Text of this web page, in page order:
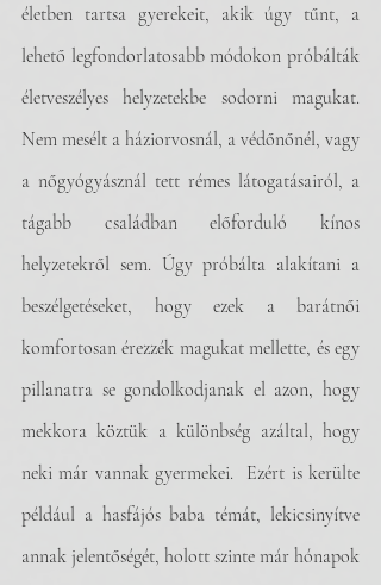
életben tartsa gyerekeit, akik úgy tűnt, a
lehető legfondorlatosabb módokon próbálták
életveszélyes helyzetekbe sodorni magukat.
Nem mesélt a háziorvosnál, a védőnőnél, vagy
a nőgyógyásznál tett rémes látogatásairól, a
tágabb családban előforduló kínos
helyzetekről sem. Úgy próbálta alakítani a
beszélgetéseket, hogy ezek a barátnői
komfortosan érezzék magukat mellette, és egy
pillanatra se gondolkodjanak el azon, hogy
mekkora köztük a különbség azáltal, hogy
neki már vannak gyermekei.  Ezért is kerülte
például a hasfájós baba témát, lekicsinyítve
annak jelentőségét, holott szinte már hónapok